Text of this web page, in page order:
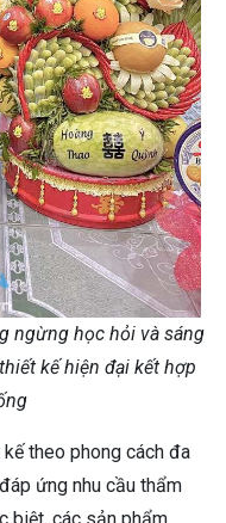
ngừng học hỏi và sáng
kế hiện đại kết hợp
theo phong cách đa
ứng nhu cầu thẩm